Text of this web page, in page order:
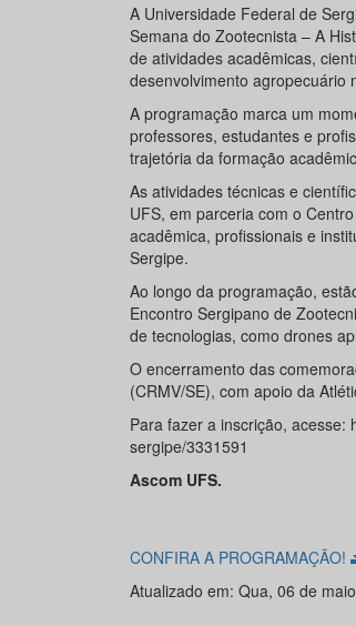
A Universidade Federal de
Semana do Zootecnista – A
de atividades acadêmicas,
desenvolvimento agropecuário
A programação marca um
professores, estudantes e
trajetória da formação
As atividades técnicas e
UFS, em parceria com o
acadêmica, profissionais e
Sergipe.
Ao longo da programação,
Encontro Sergipano de
de tecnologias, como drones
O encerramento das
(CRMV/SE), com apoio da
Para fazer a inscrição, acesse:
sergipe/3331591
Ascom UFS.
CONFIRA A PROGRAMAÇÃO!
Atualizado em: Qua, 06 de